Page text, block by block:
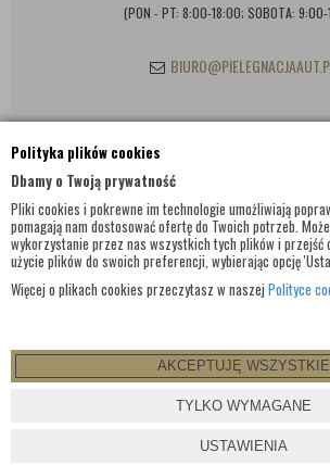
Polityka plików cookies
Dbamy o Twoją prywatność
Pliki cookies i pokrewne im technologie umożliwiają
pomagają nam dostosować ofertę do Twoich potrzeb.
wykorzystanie przez nas wszystkich tych plików i przejść
użycie plików do swoich preferencji, wybierając opcję
Więcej o plikach cookies przeczytasz w naszej Polityce
AKCEPTUJĘ WSZYSTKIE
TYLKO WYMAGANE
USTAWIENIA
(PON - PT: 8:00-18:00; SOBOTA:
INFORMACJE KONTAKTOWE
© WSZELKIE PRAWA ZASTRZEŻONE 2017 |